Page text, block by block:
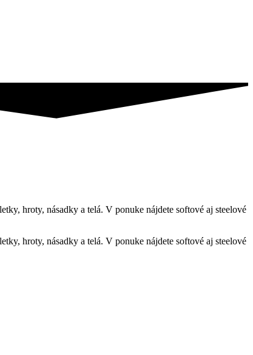
hroty, násadky a telá. V ponuke nájdete softové aj steelové
hroty, násadky a telá. V ponuke nájdete softové aj steelové